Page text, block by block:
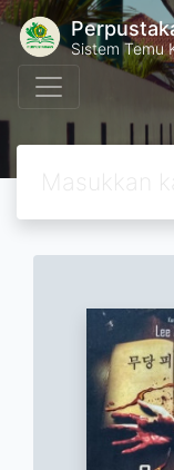
Sistem Temu